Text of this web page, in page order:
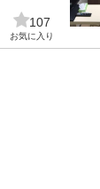
107
お気に入り